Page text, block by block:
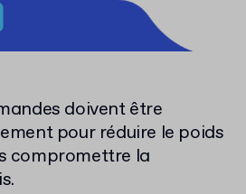
doivent être
pour réduire le poids
compromettre la